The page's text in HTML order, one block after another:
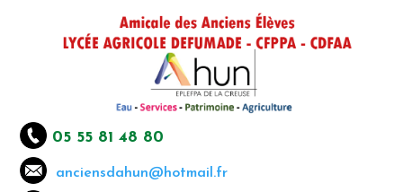
05 55 81 48 80
anciensdahun@hotmail.fr